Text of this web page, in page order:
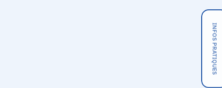
INFOS PRATIQUES